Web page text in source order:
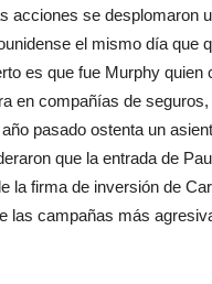
acciones se desplomaron
el mismo día que
es que fue Murphy quien
en compañías de
pasado ostenta un
que la entrada de
la firma de inversión de
las campañas más